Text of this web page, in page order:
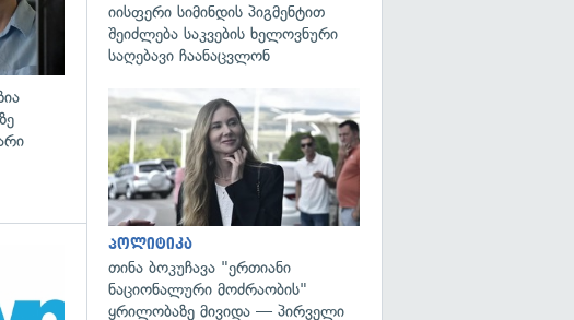
იისფერი სიმინდის პიგმენტით
შეიძლება საკვების ხელოვნური
საღებავი ჩაანაცვლონ
პოლიტიკა
თინა ბოკუჩავა "ერთიანი
ნაციონალური მოძრაობის"
ყრილობაზე მივიდა — პირველი